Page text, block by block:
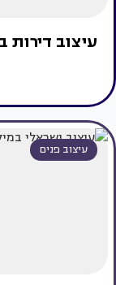
עיצוב
עיצוב פנים